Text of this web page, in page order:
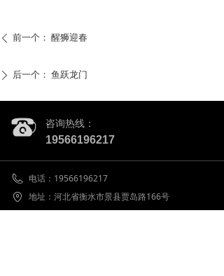
ꄴ 前一个： 醒狮迎春
ꄲ 后一个： 鱼跃龙门
电话： 19566196217
地址： 河北省衡水市景县贾岛路166号
咨询热线：
19566196217